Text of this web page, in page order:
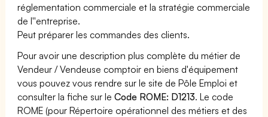
réglementation commerciale et la stratégie commerciale
de l''entreprise.
Peut préparer les commandes des clients.
Pour avoir une description plus complète du métier de
Vendeur / Vendeuse comptoir en biens d'équipement
vous pouvez vous rendre sur le site de Pôle Emploi et
consulter la fiche sur leCode ROME: D1213. Le code
ROME (pour Répertoire opérationnel des métiers et des